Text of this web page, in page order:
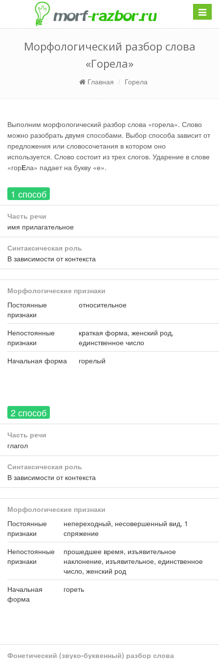
Морфологический разбор слова
«Горела»
Главная Горела
Выполним морфологический разбор слова «горела». Слово
можно разобрать двумя способами. Выбор способа зависит от
предложения или словосочетания в котором оно
используется. Слово состоит из трех слогов. Ударение в слове
«горЕла» падает на букву «е».
1 способ
Часть речи
имя прилагательное
Синтаксическая роль
В зависимости от контекста
Морфологические признаки
Постоянные
признаки
относительное
Непостоянные
признаки
краткая форма, женский род,
единственное число
Начальная форма
горелый
2 способ
Часть речи
глагол
Синтаксическая роль
В зависимости от контекста
Морфологические признаки
Постоянные
признаки
непереходный, несовершенный вид, 1
спряжение
Непостоянные
признаки
прошедшее время, изъявительное
наклонение, изъявительное, единственное
число, женский род
Начальная
форма
гореть
Фонетический (звуко-буквенный) разбор слова